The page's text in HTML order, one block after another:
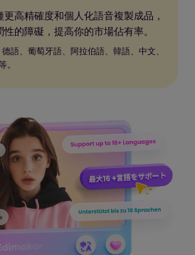
高精確度和個人化語音複製成品，
的障礙，提高你的市場佔有率。
語、葡萄牙語、阿拉伯語、韓語、中文、
。